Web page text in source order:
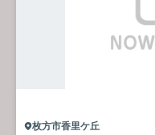
枚方市香里ケ丘